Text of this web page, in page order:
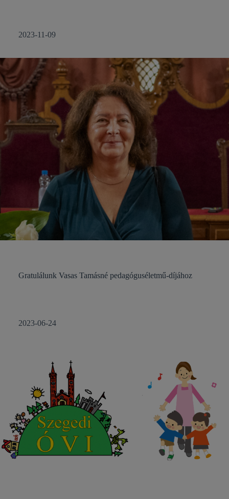
2023-11-09
Gratulálunk Vasas Tamásné pedagóguséletmű-díjához
2023-06-24